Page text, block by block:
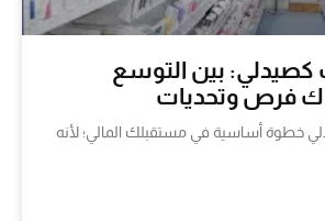
كصيدلي: بين التوسع
فرص وتحديات
خطوة أساسية في مستقبلك المالي؛ لأنه